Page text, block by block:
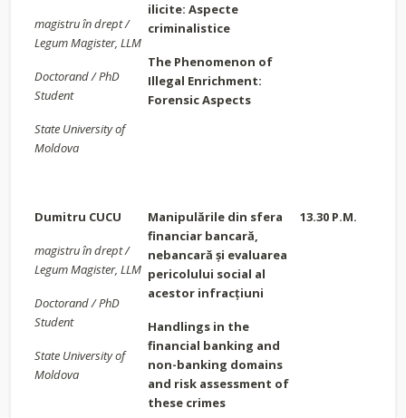
magistru în drept /
Legum Magister, LLM
Doctorand / PhD
Student
State University of
Moldova
ilicite: Aspecte
criminalistice
The Phenomenon of
Illegal Enrichment:
Forensic Aspects
Dumitru CUCU
magistru în drept /
Legum Magister, LLM
Doctorand / PhD
Student
State University of
Moldova
Manipulările din sfera
financiar bancară,
nebancară și evaluarea
pericolului social al
acestor infracțiuni
Handlings in the
financial banking and
non-banking domains
and risk assessment of
these crimes
13.30 P.M.